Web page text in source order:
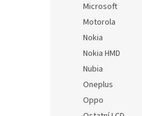
Microsoft
Motorola
Nokia
Nokia HMD
Nubia
Oneplus
Oppo